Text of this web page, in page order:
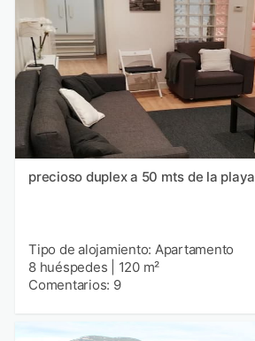
precioso duplex a 50 mts de la playa
Tipo de alojamiento: Apartamento
8 huéspedes
120 m²
Comentarios: 9